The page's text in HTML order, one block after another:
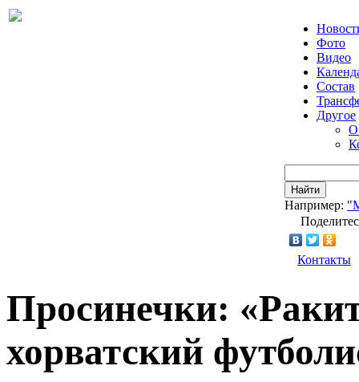
Фото
Видео
Состав
Другое
О
Найти
Например:
Контакты
Просинечки:
хорватский